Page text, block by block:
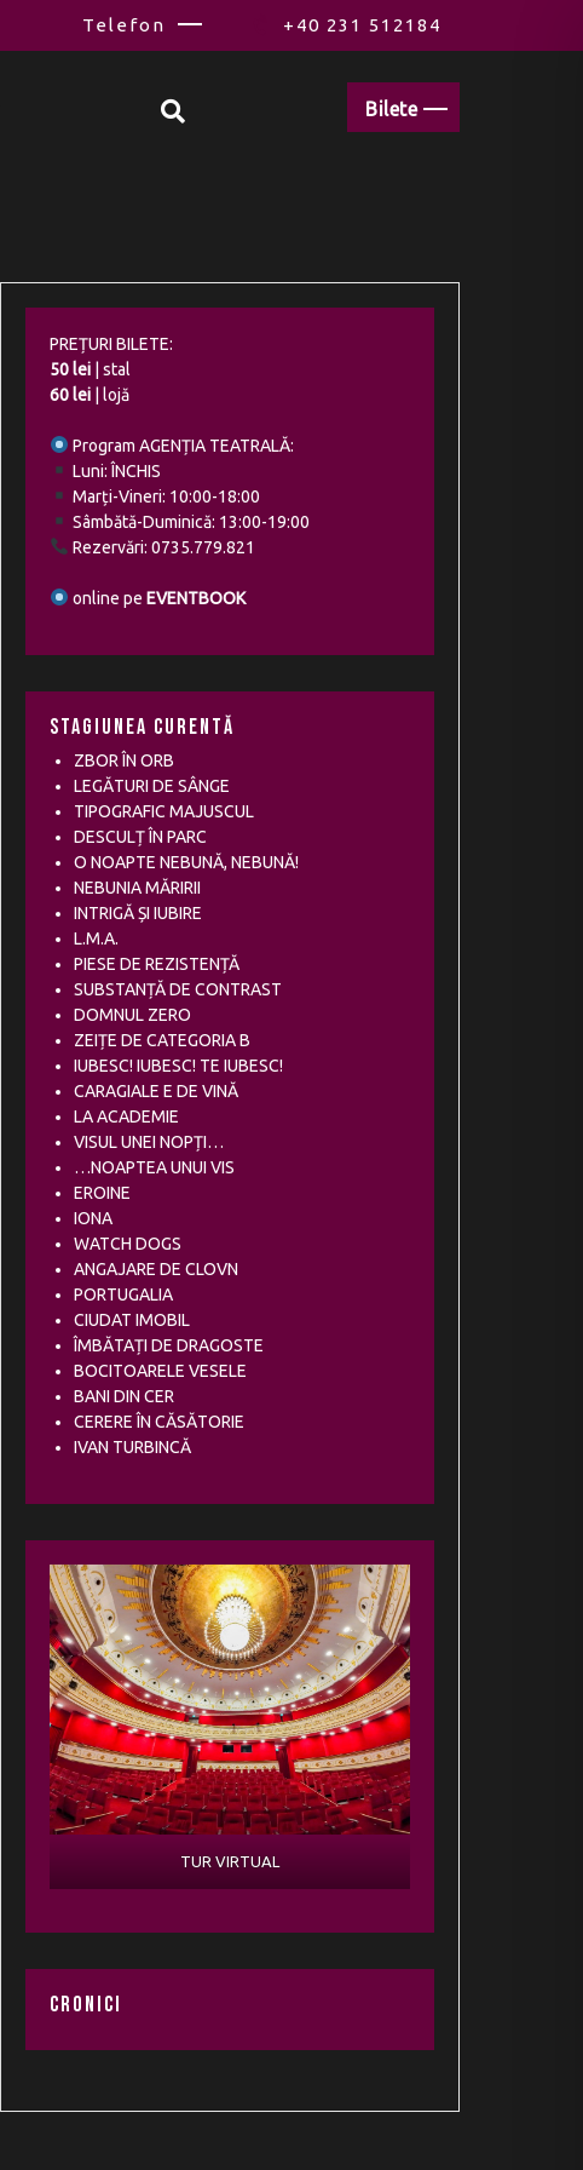
Telefon +40 231 512184
Bilete
PREȚURI BILETE:
50 lei
| stal
60 lei
| lojă
Program AGENȚIA TEATRALĂ:
Luni: ÎNCHIS
Marți-Vineri: 10:00-18:00
Sâmbătă-Duminică: 13:00-19:00
Rezervări: 0735.779.821
online pe EVENTBOOK
Stagiunea curentă
ZBOR ÎN ORB
LEGĂTURI DE SÂNGE
TIPOGRAFIC MAJUSCUL
DESCULȚ ÎN PARC
O NOAPTE NEBUNĂ, NEBUNĂ!
NEBUNIA MĂRIRII
INTRIGĂ ȘI IUBIRE
L.M.A.
PIESE DE REZISTENȚĂ
SUBSTANȚĂ DE CONTRAST
DOMNUL ZERO
ZEIȚE DE CATEGORIA B
IUBESC! IUBESC! TE IUBESC!
CARAGIALE E DE VINĂ
LA ACADEMIE
VISUL UNEI NOPȚI…
…NOAPTEA UNUI VIS
EROINE
IONA
WATCH DOGS
ANGAJARE DE CLOVN
PORTUGALIA
CIUDAT IMOBIL
ÎMBĂTAȚI DE DRAGOSTE
BOCITOARELE VESELE
BANI DIN CER
CERERE ÎN CĂSĂTORIE
IVAN TURBINCĂ
TUR VIRTUAL
CRONICI